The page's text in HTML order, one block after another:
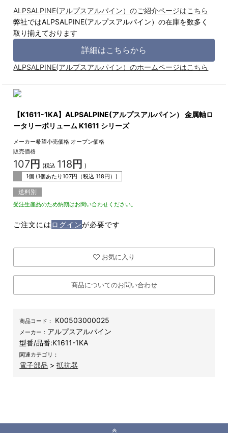
ALPSALPINE(アルプスアルパイン）のご紹介ページはこちら
弊社ではALPSALPINE(アルプスアルパイン）の在庫を数多く
取り揃えております
詳細はこちらから
ALPSALPINE(アルプスアルパイン）のホームページはこちら
【K1611-1KA】ALPSALPINE(アルプスアルパイン） 金属軸ロ
ータリーボリューム K1611 シリーズ
メーカー希望小売価格 オープン価格
販売価格
107円 (税込 118 円 )
1個 (1個あたり107円（税込118円）)
送料別
受注生産品のため納期はお問い合わせください。
ご注文には ログインが必要です
お気に入り
商品についてのお問い合わせ
商品コード： K00503000025
メーカー： アルプスアルパイン
型番/品番:K1611-1KA
関連カテゴリ：
電子部品 >抵抗器